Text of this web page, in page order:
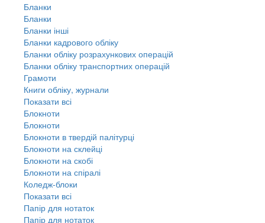
Бланки
Бланки
Бланки інші
Бланки кадрового обліку
Бланки обліку розрахункових операцій
Бланки обліку транспортних операцій
Грамоти
Книги обліку, журнали
Показати всі
Блокноти
Блокноти
Блокноти в твердій палітурці
Блокноти на склейці
Блокноти на скобі
Блокноти на спіралі
Коледж-блоки
Показати всі
Папір для нотаток
Папір для нотаток